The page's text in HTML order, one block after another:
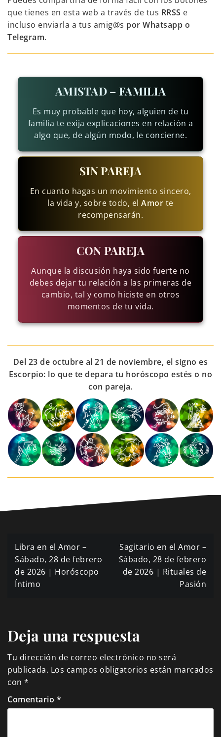
que tienes en esta web a través de tus RRSS e
incluso enviarla a tus amig@s por Whatsapp o
Telegram.
AMISTAD – FAMILIA
Es muy probable que hoy, alguien de tu
familia te exija explicaciones en relación a
algo que, de algún modo, le concierne.
SIN PAREJA
En cuanto hagas un movimiento sincero,
la vida y, sobre todo, elAmor te
recompensarán.
CON PAREJA
Aunque la discusión haya sido fuerte no
debes dejar tu relación a las primeras de
cambio, tal y como hiciste en otros
momentos de tu vida.
Del 23 de octubre al 21 de noviembre, el signo es
Escorpio: lo que te depara tu horóscopo estés o no
con pareja.
Navegación
de
entradas
Libra en el Amor –
Sábado, 28 de febrero
de 2026 | Horóscopo
Íntimo
Sagitario en el Amor –
Sábado, 28 de febrero
de 2026 | Rituales de
Pasión
Deja una respuesta
Tu dirección de correo electrónico no será
publicada. Los campos obligatorios están marcados
con *
Comentario *